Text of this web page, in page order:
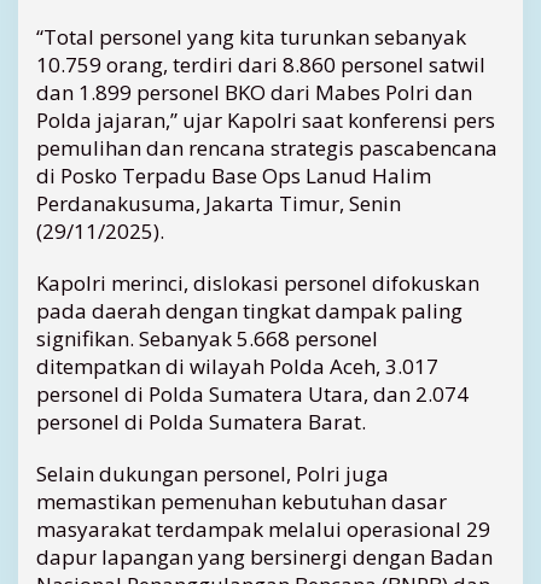
n
i
P
a
s
c
a
b
c
a
n
a
S
u
m
t
e
r
a
,
“Total personel yang kita turunkan sebanyak
10.759 orang, terdiri dari 8.860 personel satwil
dan 1.899 personel BKO dari Mabes Polri dan
Polda jajaran,” ujar Kapolri saat konferensi pers
pemulihan dan rencana strategis pascabencana
di Posko Terpadu Base Ops Lanud Halim
Perdanakusuma, Jakarta Timur, Senin
(29/11/2025).
Kapolri merinci, dislokasi personel difokuskan
pada daerah dengan tingkat dampak paling
signifikan. Sebanyak 5.668 personel
ditempatkan di wilayah Polda Aceh, 3.017
personel di Polda Sumatera Utara, dan 2.074
personel di Polda Sumatera Barat.
Selain dukungan personel, Polri juga
memastikan pemenuhan kebutuhan dasar
masyarakat terdampak melalui operasional 29
dapur lapangan yang bersinergi dengan Badan